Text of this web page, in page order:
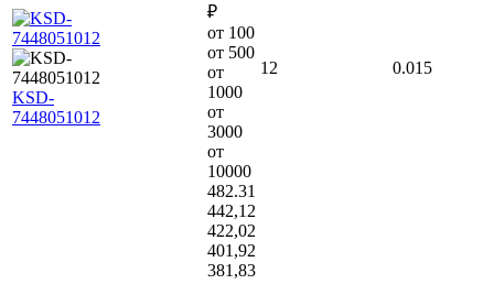
KSD-
7448051012
₽
от 100
от 500
от
1000
от
3000
от
10000
482.31
442,12
422,02
401,92
381,83
12 0.015